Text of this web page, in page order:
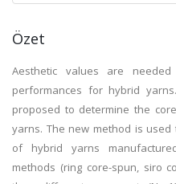
Özet
Aesthetic values are
performances for hybrid
proposed to determine the
yarns. The new method is
of hybrid yarns
methods (ring core-spun, siro